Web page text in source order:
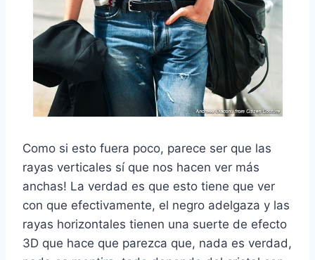
Como si esto fuera poco, parece ser que las
rayas verticales sí que nos hacen ver más
anchas! La verdad es que esto tiene que ver
con que efectivamente, el negro adelgaza y las
rayas horizontales tienen una suerte de efecto
3D que hace que parezca que, nada es verdad,